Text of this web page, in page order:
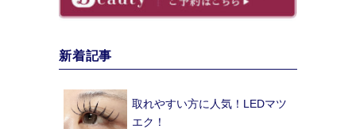
新着記事
取れやすい方に人気！LEDマツ
エク！